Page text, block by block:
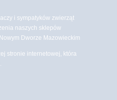
i sympatyków zwierząt
naszych sklepów
Dworze Mazowieckim
stronie internetowej, która